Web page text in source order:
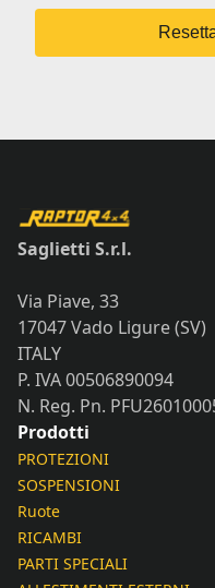
Saglietti S.r.l.
Via Piave, 33
17047 Vado Ligure (SV)
ITALY
P. IVA 00506890094
N. Reg. Pn.
Prodotti
PROTEZIONI
SOSPENSIONI
Ruote
RICAMBI
PARTI SPECIALI